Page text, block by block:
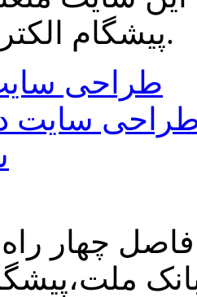
پیشگاممیباشد.
طراحی
سایت
چهار